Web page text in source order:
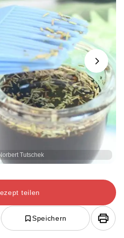
Tutschek
Next
teilen
Speichern